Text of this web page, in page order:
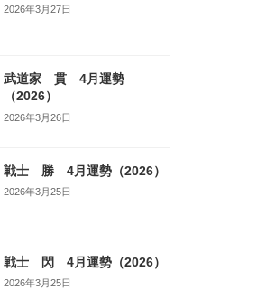
2026年3月27日
武道家 貫 4月運勢
（2026）
2026年3月26日
戦士 勝 4月運勢（2026）
2026年3月25日
戦士 閃 4月運勢（2026）
2026年3月25日